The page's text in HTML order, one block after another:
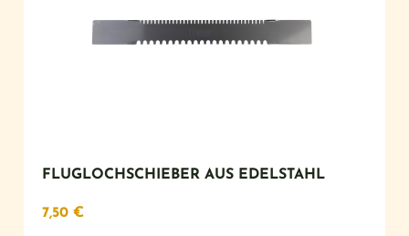
FLUGLOCHSCHIEBER AUS EDELSTAHL
7,50 €